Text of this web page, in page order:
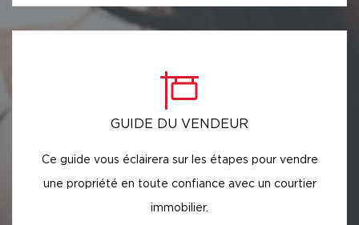
GUIDE DU VENDEUR
Ce guide vous éclairera sur les étapes pour vendre
une propriété en toute confiance avec un courtier
immobilier.